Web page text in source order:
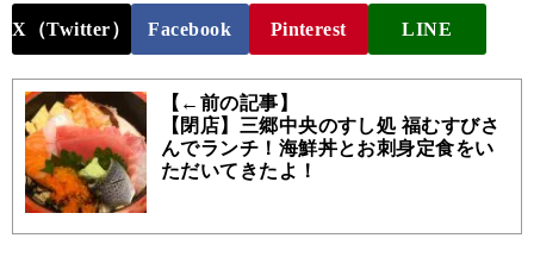
X（Twitter） Facebook Pinterest LINE
【←前の記事】
【閉店】三郷中央のすし処 福むすびさ
んでランチ！海鮮丼とお刺身定食をい
ただいてきたよ！